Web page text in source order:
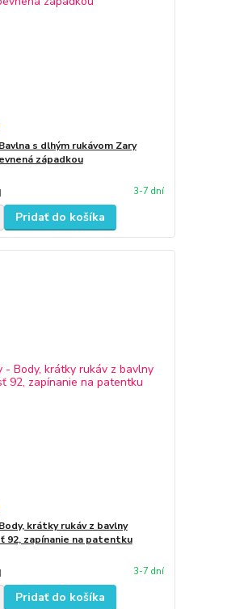
s dlhým rukávom Zary
západkou
3-7 dní
Pridať do košíka
krátky rukáv z bavlny
92, zapínanie na patentku
3-7 dní
Pridať do košíka